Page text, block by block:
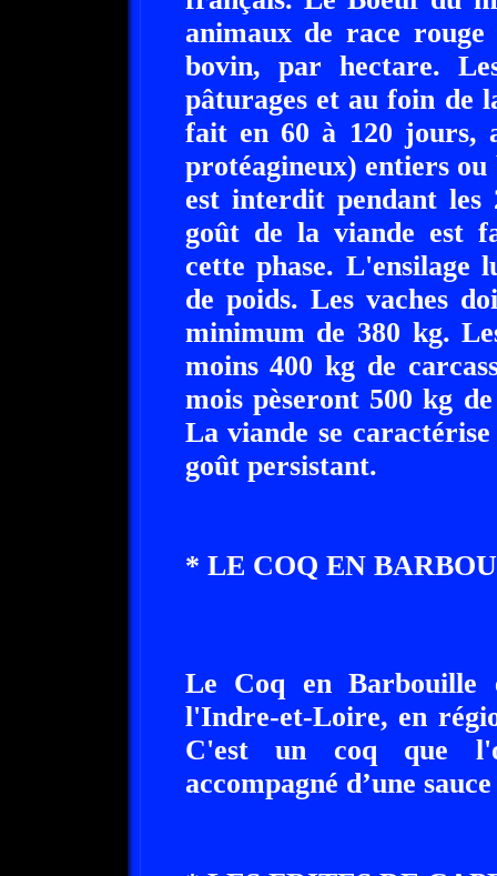
animaux de race
bovin, par hectare.
pâturages et au foin de
fait en 60 à 120 jours,
protéagineux) entiers
est interdit pendant
goût de la viande est
cette phase. L'ensilage
de poids. Les vaches
minimum de 380 kg.
moins 400 kg de
mois pèseront 500 kg
La viande se
goût persistant.
* LE COQ EN
Le Coq en Barbouille
l'Indre-et-Loire, en
C'est un coq que
accompagné d’une